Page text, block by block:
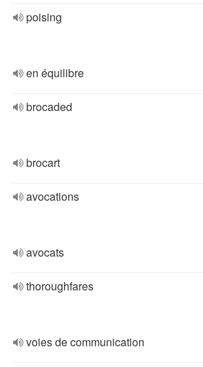
poising
en équilibre
brocaded
brocart
avocations
avocats
thoroughfares
voies de communication